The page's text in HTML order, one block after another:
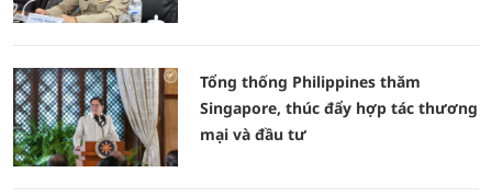
Tổng thống Philippines thăm
Singapore, thúc đẩy hợp tác thương
mại và đầu tư